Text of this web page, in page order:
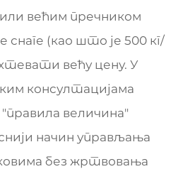
већим пречником
снаге (као што је 500 кг/
већу цену. У
консултацијама
"правила величина"
начин управљања
без жртвовања